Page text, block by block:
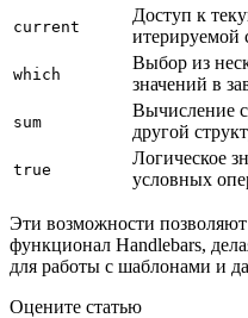
current
Доступ к
итерируемой
which
Выбор из
значений в
sum
Вычисление
другой
true
Логическое
условных
Эти возможности
функционал Handlebars,
для работы с шаблонами и
Оцените статью